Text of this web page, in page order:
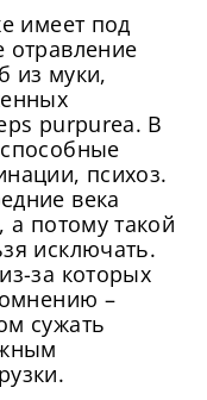
имеет под
отравление
из муки,
purpurea. В
психоз.
века
а потому такой
исключать.
за которых
–
сужать